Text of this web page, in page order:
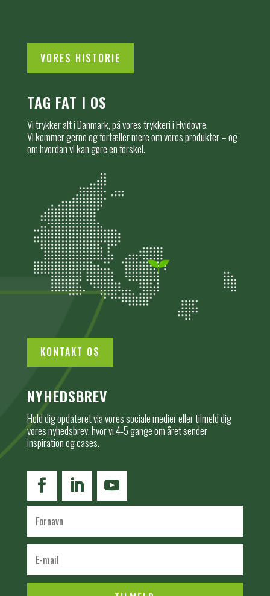
VORES HISTORIE
TAG FAT I OS
Vi trykker alt i Danmark, på vores trykkeri i Hvidovre.
Vi kommer gerne og fortæller mere om vores produkter – og
om hvordan vi kan gøre en forskel.
KONTAKT OS
NYHEDSBREV
Hold dig opdateret via vores sociale medier eller tilmeld dig
vores nyhedsbrev, hvor vi 4-5 gange om året sender
inspiration og cases.